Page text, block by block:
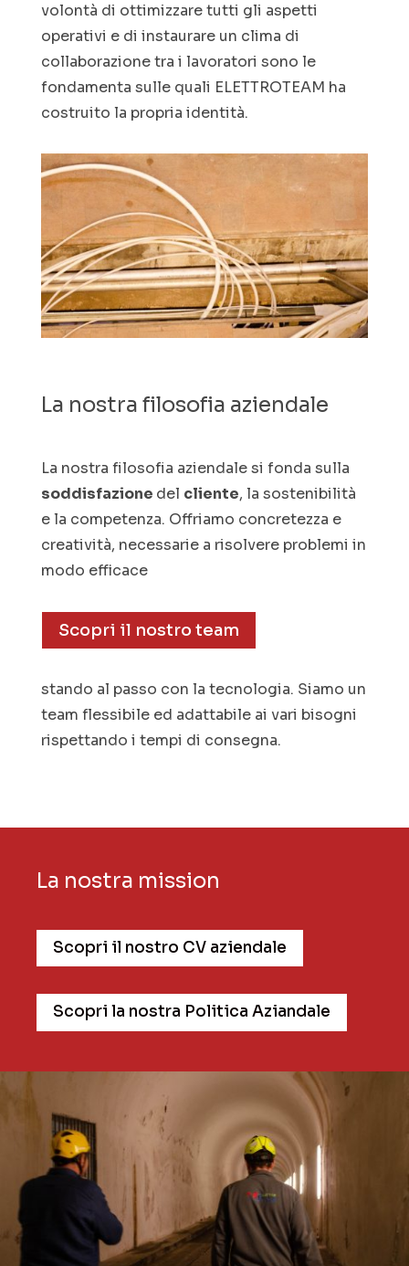
volontà di ottimizzare tutti gli aspetti
operativi e di instaurare un clima di
collaborazione tra i lavoratori sono le
fondamenta sulle quali ELETTROTEAM ha
costruito la propria identità.
La nostra filosofia aziendale
La nostra filosofia aziendale si fonda sulla
soddisfazione del cliente, la sostenibilità
e la competenza. Offriamo concretezza e
creatività, necessarie a risolvere problemi in
modo efficace
Scopri il nostro team
stando al passo con la tecnologia. Siamo un
team flessibile ed adattabile ai vari bisogni
rispettando i tempi di consegna.
La nostra mission
Scopri il nostro CV aziendale
Scopri la nostra Politica Aziandale